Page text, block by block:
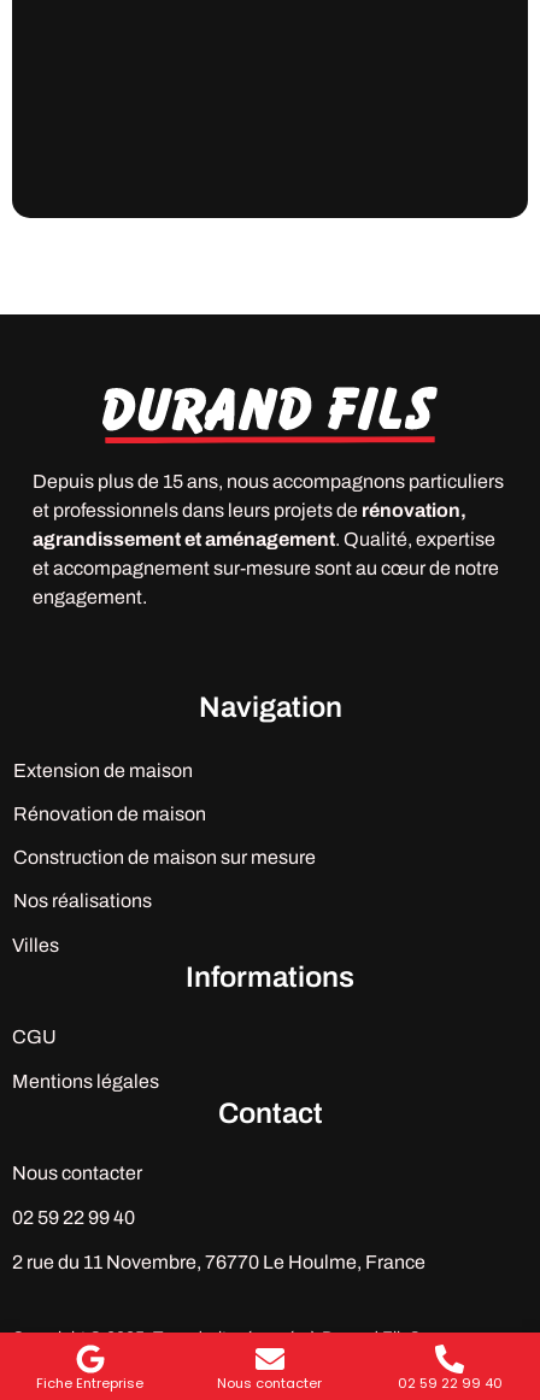
Fiche Entreprise Nous contacter 02 59 22 99 40
Depuis plus de 15 ans, nous accompagnons particuliers
et professionnels dans leurs projets de rénovation,
agrandissement et aménagement. Qualité, expertise
et accompagnement sur-mesure sont au cœur de notre
engagement.
Navigation
Extension de maison
Rénovation de maison
Construction de maison sur mesure
Nos réalisations
Villes
Informations
CGU
Mentions légales
Contact
Nous contacter
02 59 22 99 40
2 rue du 11 Novembre, 76770 Le Houlme, France
Copyright © 2025. Tous droits réservés à Durand Fils®